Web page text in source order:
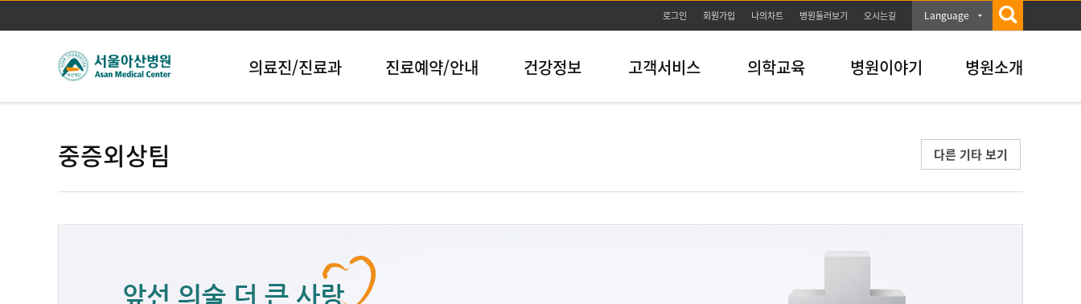
본문바로가기
로그인 회원가입 나의차트 병원둘러보기 오시는길 Language
의료진/진료과 진료예약/안내 건강정보 고객서비스 의학교육 병원이야기 병원소개
중증외상팀 다른 기타 보기